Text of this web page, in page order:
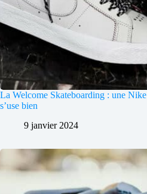
La Welcome Skateboarding : une
s’use bien
9 janvier 2024